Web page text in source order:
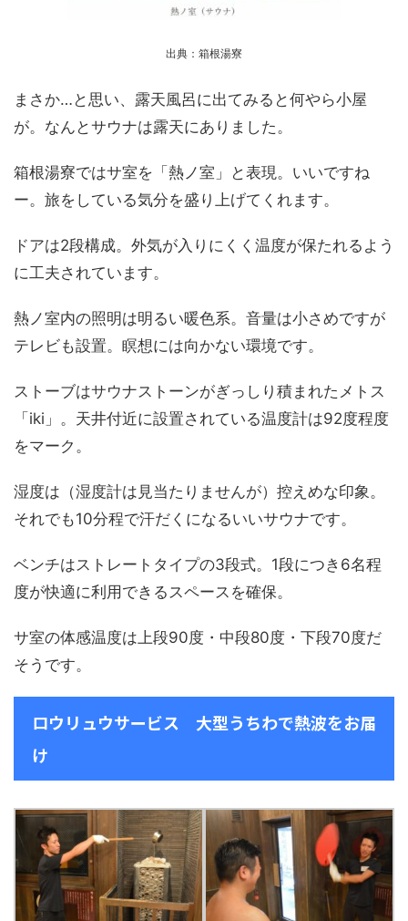
出典：箱根湯寮
まさか…と思い、露天風呂に出てみると何やら小屋
が。なんとサウナは露天にありました。
箱根湯寮ではサ室を「熱ノ室」と表現。いいですね
ー。旅をしている気分を盛り上げてくれます。
ドアは2段構成。外気が入りにくく温度が保たれるよう
に工夫されています。
熱ノ室内の照明は明るい暖色系。音量は小さめですが
テレビも設置。瞑想には向かない環境です。
ストーブはサウナストーンがぎっしり積まれたメトス
「iki」。天井付近に設置されている温度計は92度程度
をマーク。
湿度は（湿度計は見当たりませんが）控えめな印象。
それでも10分程で汗だくになるいいサウナです。
ベンチはストレートタイプの3段式。1段につき6名程
度が快適に利用できるスペースを確保。
サ室の体感温度は上段90度・中段80度・下段70度だ
そうです。
ロウリュウサービス 大型うちわで熱波をお届
け